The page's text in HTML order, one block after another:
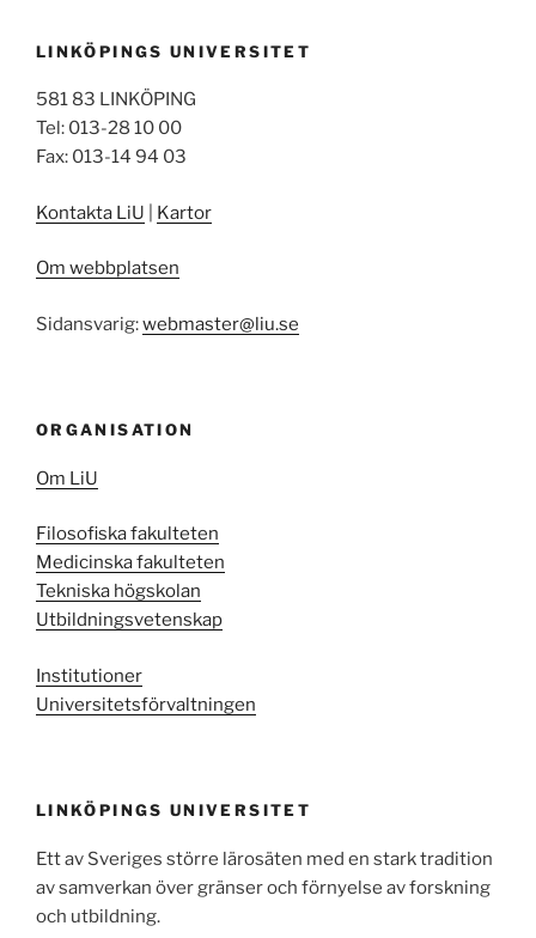
LINKÖPINGS UNIVERSITET
581 83 LINKÖPING
Tel: 013-28 10 00
Fax: 013-14 94 03
Kontakta LiU Kartor
Om webbplatsen
Sidansvarig:webmaster@liu.se
ORGANISATION
Om LiU
Filosofiska fakulteten
Medicinska fakulteten
Tekniska högskolan
Utbildningsvetenskap
Institutioner
Universitetsförvaltningen
LINKÖPINGS UNIVERSITET
Ett av Sveriges större lärosäten med en stark tradition
av samverkan över gränser och förnyelse av forskning
och utbildning.